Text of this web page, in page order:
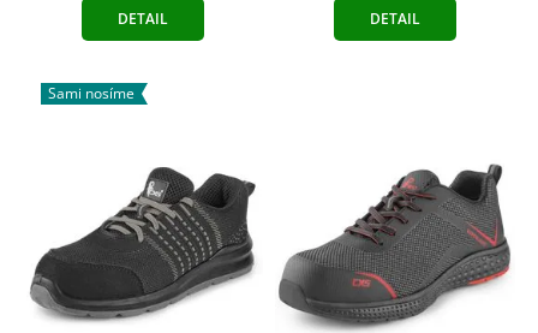
DETAIL DETAIL
Sami nosíme